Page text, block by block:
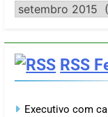
Postagens
RSS
Executivo com